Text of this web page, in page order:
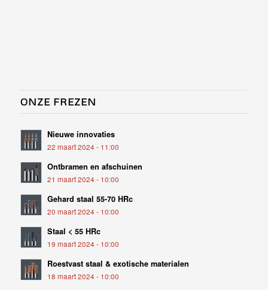
ONZE FREZEN
Nieuwe innovaties
22 maart 2024 - 11:00
Ontbramen en afschuinen
21 maart 2024 - 10:00
Gehard staal 55-70 HRc
20 maart 2024 - 10:00
Staal < 55 HRc
19 maart 2024 - 10:00
Roestvast staal & exotische materialen
18 maart 2024 - 10:00